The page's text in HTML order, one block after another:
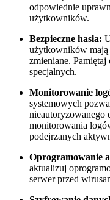
‍odpowiednie
użytkowników.
Bezpieczne ⁣hasła:
użytkowników mają
zmieniane.
specjalnych.
Monitorowanie
‍systemowych
⁤nieautoryzowanego
monitorowania
podejrzanych
Oprogramowanie
aktualizuj
serwer przed‍